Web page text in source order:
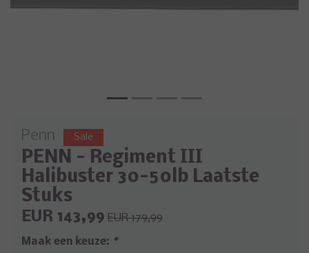
Penn Sale
PENN - Regiment III
Halibuster 30-50lb Laatste
Stuks
EUR 143,99 EUR 179,99
Maak een keuze: *